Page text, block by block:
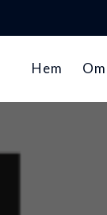
Hem